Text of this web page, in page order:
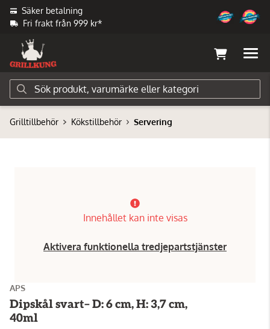
Säker betalning
Fri frakt från 999 kr*
Grilltillbehör Kökstillbehör Servering
Innehållet kan inte visas
Aktivera funktionella tredjepartstjänster
APS
Dipskål svart– D: 6 cm, H: 3,7 cm,
40ml